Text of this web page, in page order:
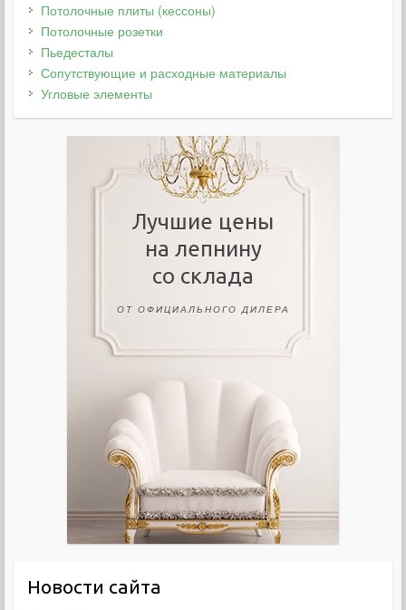
Потолочные плиты (кессоны)
Потолочные розетки
Пьедесталы
Сопутствующие и расходные материалы
Угловые элементы
Лучшие цены
на лепнину
со склада
ОТ ОФИЦИАЛЬНОГО ДИЛЕРА
Новости сайта